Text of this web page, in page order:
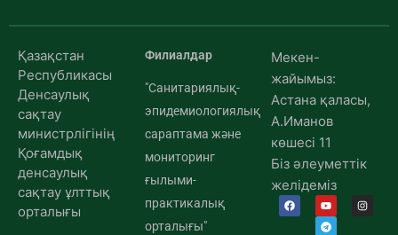
Қазақстан
Республикасы
Денсаулық
сақтау
министрлігінің
Қоғамдық
денсаулық
сақтау ұлттық
орталығы
Филиалдар
"Санитариялық-
эпидемиологиялық
сараптама және
мониторинг
ғылыми-
практикалық
орталығы"
Мекен-
жайымыз:
Астана қаласы,
А.Иманов
көшесі 11
Біз әлеуметтік
желідеміз